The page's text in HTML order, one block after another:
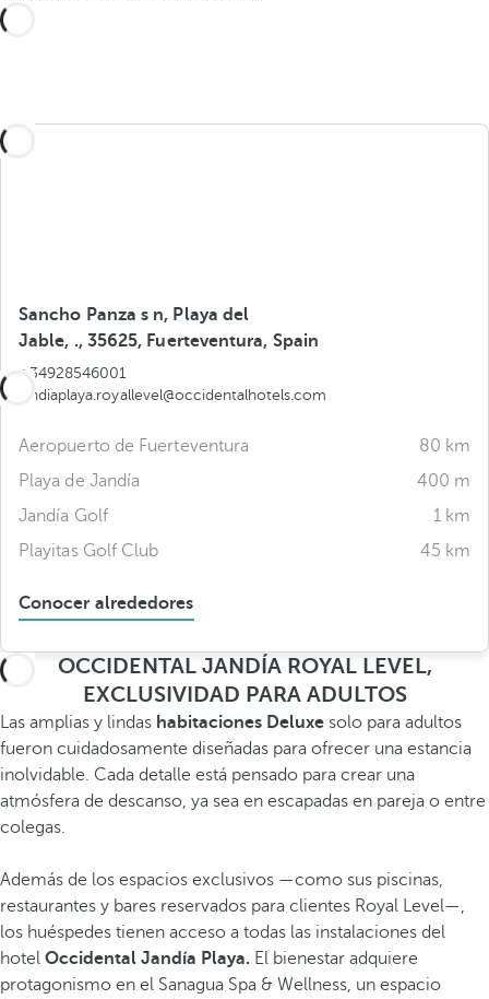
Sancho Panza s n, Playa del
Jable, ., 35625, Fuerteventura, Spain
+34928546001
jandiaplaya.royallevel@occidentalhotels.com
Aeropuerto de Fuerteventura
80 km
Playa de Jandía
400 m
Jandía Golf
1 km
Playitas Golf Club
45 km
Conocer alrededores
OCCIDENTAL JANDÍA ROYAL LEVEL,
EXCLUSIVIDAD PARA ADULTOS
Las amplias y lindas habitaciones Deluxe solo para adultos
fueron cuidadosamente diseñadas para ofrecer una estancia
inolvidable. Cada detalle está pensado para crear una
atmósfera de descanso, ya sea en escapadas en pareja o entre
colegas.
Además de los espacios exclusivos —como sus piscinas,
restaurantes y bares reservados para clientes Royal Level—,
los huéspedes tienen acceso a todas las instalaciones del
hotel Occidental Jandía Playa. El bienestar adquiere
protagonismo en el Sanagua Spa & Wellness, un espacio